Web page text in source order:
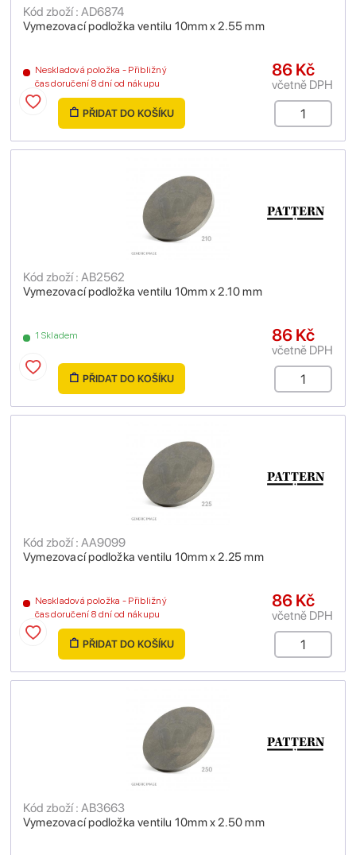
Vymezovací podložka ventilu 10mm x 2.55 mm
Kód zboží : AD6874
Neskladová položka - Přibližný
čas doručení 8 dní od nákupu
86 Kč
včetně DPH
PŘIDAT DO KOŠÍKU
Vymezovací podložka ventilu 10mm x 2.10 mm
Kód zboží : AB2562
1 Skladem 86 Kč
včetně DPH
PŘIDAT DO KOŠÍKU
Vymezovací podložka ventilu 10mm x 2.25 mm
Kód zboží : AA9099
Neskladová položka - Přibližný
čas doručení 8 dní od nákupu
86 Kč
včetně DPH
PŘIDAT DO KOŠÍKU
Vymezovací podložka ventilu 10mm x 2.50 mm
Kód zboží : AB3663